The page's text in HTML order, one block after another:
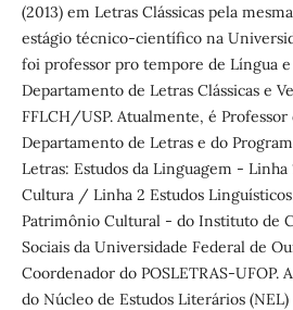
(2013) em Letras Clássicas pela
estágio técnico-científico na
foi professor pro tempore de Língua
Departamento de Letras Clássicas e
FFLCH/USP. Atualmente, é Professor
Departamento de Letras e do
Letras: Estudos da Linguagem -
Cultura / Linha 2 Estudos
Patrimônio Cultural - do Instituto de
Sociais da Universidade Federal de
Coordenador do POSLETRAS-UFOP.
do Núcleo de Estudos Literários (NEL)